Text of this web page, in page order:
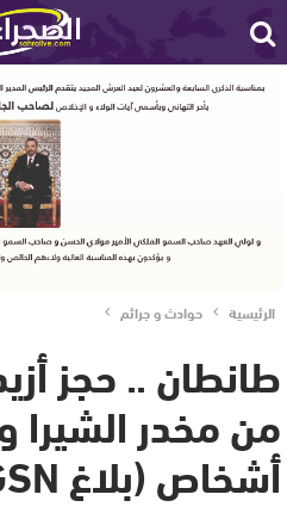
الرئيسية حوادث و جرائم
من مخدر
أشخاص (بلاغ DGSN)